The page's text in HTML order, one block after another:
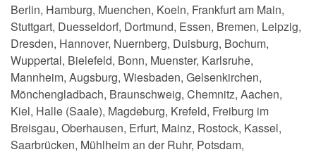
Berlin, Hamburg, Muenchen, Koeln, Frankfurt am Main,
Stuttgart, Duesseldorf, Dortmund, Essen, Bremen, Leipzig,
Dresden, Hannover, Nuernberg, Duisburg, Bochum,
Wuppertal, Bielefeld, Bonn, Muenster, Karlsruhe,
Mannheim, Augsburg, Wiesbaden, Gelsenkirchen,
Mönchengladbach, Braunschweig, Chemnitz, Aachen,
Kiel, Halle (Saale), Magdeburg, Krefeld, Freiburg im
Breisgau, Oberhausen, Erfurt, Mainz, Rostock, Kassel,
Saarbrücken, Mühlheim an der Ruhr, Potsdam,